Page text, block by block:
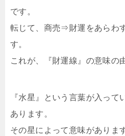
です。
転じて、商売⇒財運をあらわ
す。
これが、『財運線』の意味の
『水星』という言葉が入って
あります。
その星によって意味がありま